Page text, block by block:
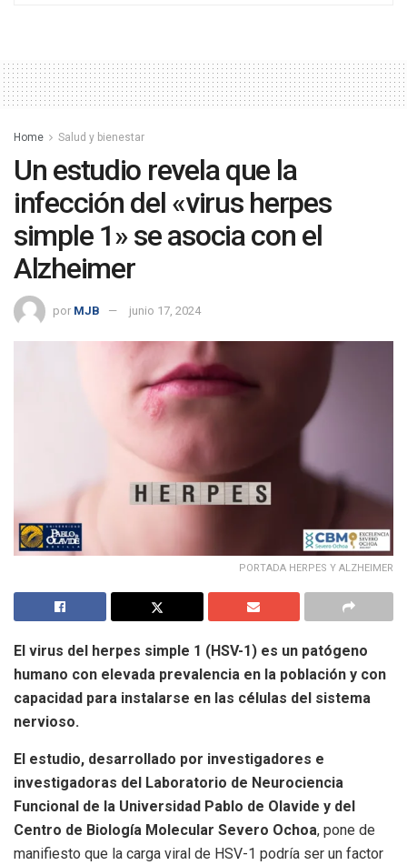
Home Salud y bienestar
Un estudio revela que la
infección del «virus herpes
simple 1» se asocia con el
Alzheimer
por MJB junio 17, 2024
PORTADA HERPES Y ALZHEIMER
El virus del herpes simple 1 (HSV-1) es un patógeno
humano con elevada prevalencia en la población y con
capacidad para instalarse en las células del sistema
nervioso.
El estudio, desarrollado por investigadores e
investigadoras del Laboratorio de Neurociencia
Funcional de la Universidad Pablo de Olavide y del
Centro de Biología Molecular Severo Ochoa, pone de
manifiesto que la carga viral de HSV-1 podría ser un factor